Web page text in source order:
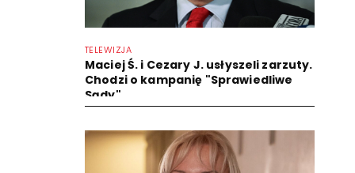
TELEWIZJA
Maciej Ś. i Cezary J. usłyszeli zarzuty.
Chodzi o kampanię "Sprawiedliwe
Sądy"